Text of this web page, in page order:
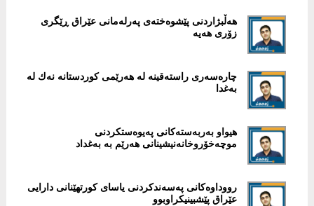
هەڵبژاردنی پێشوەختەی پەرلەمانی عێراق ڕێگری
زۆری هەیە
‎چارەسەری راستەقینە لە هەرێمی كوردستانە نەك لە
بەغدا
هیواو بەربەستەكانی پەیوەستكردنی
موچەخۆروخانەنیشینانی هەرێم بە به‌غداد
‎رووداوەكانی پەسەندكردنی یاسای كورتهێنانی دارایی
عێراق پێشبینیكراوبوو